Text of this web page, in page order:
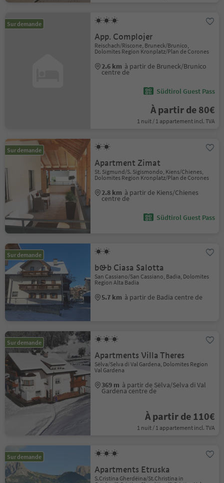
Sur demande
App. Complojer
Reischach/Riscone, Bruneck/Brunico,
Dolomites Region Kronplatz/Plan de Corones
2.6 km à partir de Bruneck/Brunico
centre de
Südtirol Guest Pass
À partir de 80€
1 nuit / 1 appartement incl. TVA
Sur demande
Apartment Zimat
St. Sigmund/S. Sigismondo, Kiens/Chienes,
Dolomites Region Kronplatz/Plan de Corones
2.8 km à partir de Kiens/Chienes
centre de
Südtirol Guest Pass
Sur demande
b&b Ciasa Salotta
San Cassiano/San Cassiano, Badia, Dolomites
Region Alta Badia
5.7 km à partir de Badia centre de
Sur demande
Apartments Villa Theres
Sëlva/Selva di Val Gardena, Dolomites Region
Val Gardena
369 m à partir de Sëlva/Selva di Val
Gardena centre de
À partir de 110€
1 nuit / 1 appartement incl. TVA
Sur demande
Apartments Etruska
S.Cristina Gherdëina/St.Christina in